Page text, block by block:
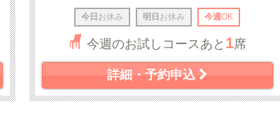
今日 お休み 明日 お休み 今週OK
今週のお試しコースあと 1席
詳細・予約申込